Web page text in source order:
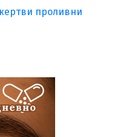
проливни